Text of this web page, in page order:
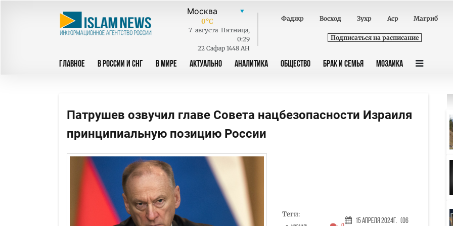
0°C
7 августа Пятница,
0:29
22 Сафар 1448 AH
Фаджр Восход Зухр Аср Магриб
Подписаться на расписание
ГЛАВНОЕ В РОССИИ И СНГ В МИРЕ АКТУАЛЬНО АНАЛИТИКА ОБЩЕСТВО БРАК И СЕМЬЯ МОЗАИКА
Патрушев озвучил главе Совета нацбезопасности Израиля
принципиальную позицию России
Теги:
15 Апреля 2024г. (06